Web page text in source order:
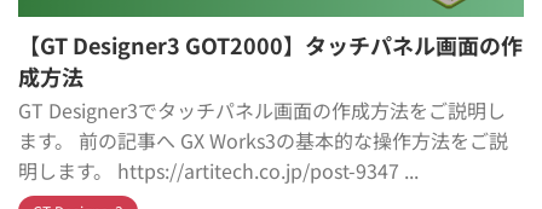
【GT Designer3 GOT2000】タッチパネル画面の作
成方法
GT Designer3でタッチパネル画面の作成方法をご説明し
ます。 前の記事へ GX Works3の基本的な操作方法をご説
明します。 https://artitech.co.jp/post-9347 ...